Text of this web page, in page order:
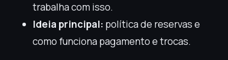
trabalha com isso.
Ideia principal: política de reservas e
como funciona pagamento e trocas.